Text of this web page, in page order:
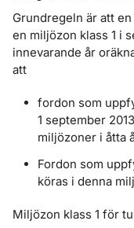
Grundregeln är att
en miljözon klass 1 i
innevarande år
att
fordon som
1 september
miljözoner i åtta
Fordon som
köras i denna
Miljözon klass 1 för